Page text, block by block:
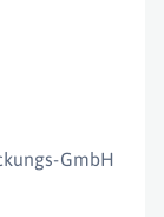
GmbH